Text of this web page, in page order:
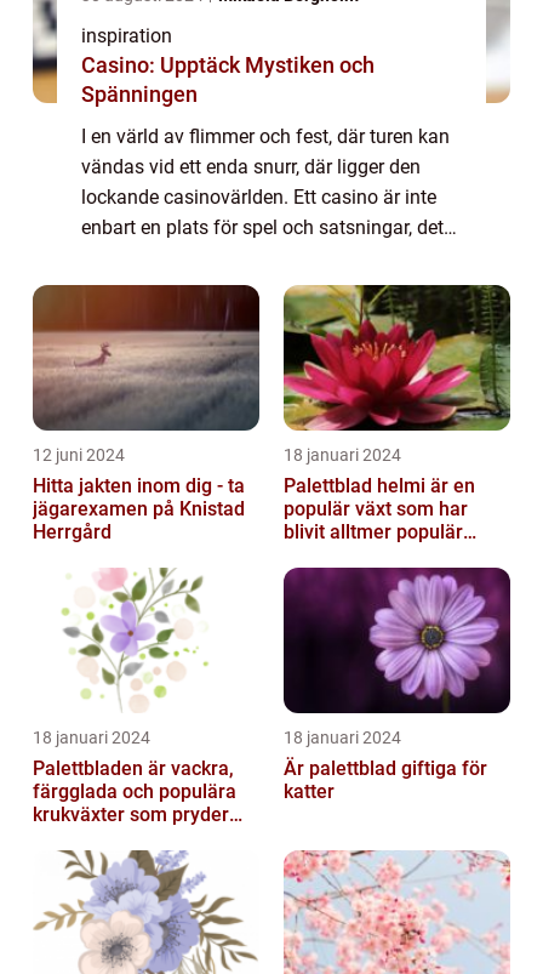
inspiration
Casino: Upptäck Mystiken och
Spänningen
I en värld av flimmer och fest, där turen kan
vändas vid ett enda snurr, där ligger den
lockande casinovärlden. Ett casino är inte
enbart en plats för spel och satsningar, det
12 juni 2024
Hitta jakten inom dig - ta
jägarexamen på Knistad
Herrgård
18 januari 2024
Palettblad helmi är en
populär växt som har
blivit alltmer populär
trädgårdsentusiaster
18 januari 2024
Palettbladen är vackra,
färgglada och populära
krukväxter som pryder
trädgårdar runt o...
18 januari 2024
Är palettblad giftiga för
katter